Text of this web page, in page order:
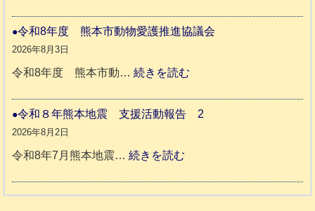
人
ホ
日
記
本
支
報
災
ッ
一
り
令和8年度 熊本市動物愛護推進協議会
2026年8月3日
令和8年度 熊本市動…続きを読む
和
令和８年熊本地震 支援活動報告 2
2026年8月2日
令和8年7月熊本地震…続きを読む
和